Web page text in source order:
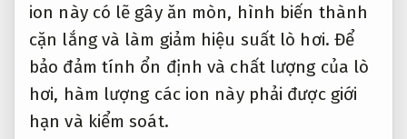
ion này có lẽ gây ăn mòn, hình biến thành
cặn lắng và làm giảm hiệu suất lò hơi. Để
bảo đảm tính ổn định và chất lượng của lò
hơi, hàm lượng các ion này phải được giới
hạn và kiểm soát.